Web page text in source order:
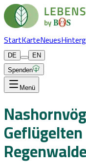
StartKarteNeues
DE
EN
Spenden
Menü